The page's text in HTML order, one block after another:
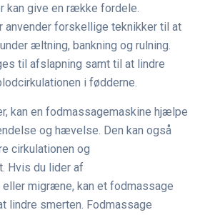
kan give en række fordele.
anvender forskellige teknikker til at
æltning, bankning og rulning.
til afslapning samt til at lindre
i fødderne.
kan en fodmassagemaskine hjælpe
og hævelse. Den kan også
cirkulationen og
Hvis du lider af
migræne, kan et fodmassage
lindre smerten. Fodmassage